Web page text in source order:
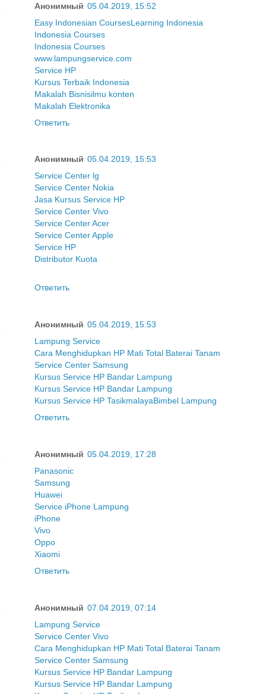
Анонимный 05.04.2019, 15:52
Easy Indonesian CoursesLearning Indonesia
Indonesia Courses
Indonesia Courses
www.lampungservice.com
Service HP
Kursus Terbaik Indonesia
Makalah Bisnisilmu konten
Makalah Elektronika
Ответить
Анонимный 05.04.2019, 15:53
Service Center lg
Service Center Nokia
Jasa Kursus Service HP
Service Center Vivo
Service Center Acer
Service Center Apple
Service HP
Distributor Kuota
Ответить
Анонимный 05.04.2019, 15:53
Lampung Service
Cara Menghidupkan HP Mati Total Baterai Tanam
Service Center Samsung
Kursus Service HP Bandar Lampung
Kursus Service HP Bandar Lampung
Kursus Service HP TasikmalayaBimbel Lampung
Ответить
Анонимный 05.04.2019, 17:28
Panasonic
Samsung
Huawei
Service iPhone Lampung
iPhone
Vivo
Oppo
Xiaomi
Ответить
Анонимный 07.04.2019, 07:14
Lampung Service
Service Center Vivo
Cara Menghidupkan HP Mati Total Baterai Tanam
Service Center Samsung
Kursus Service HP Bandar Lampung
Kursus Service HP Bandar Lampung